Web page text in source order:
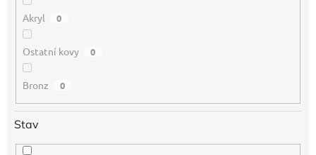
Akryl 0
Ostatní kovy 0
Bronz 0
Stav